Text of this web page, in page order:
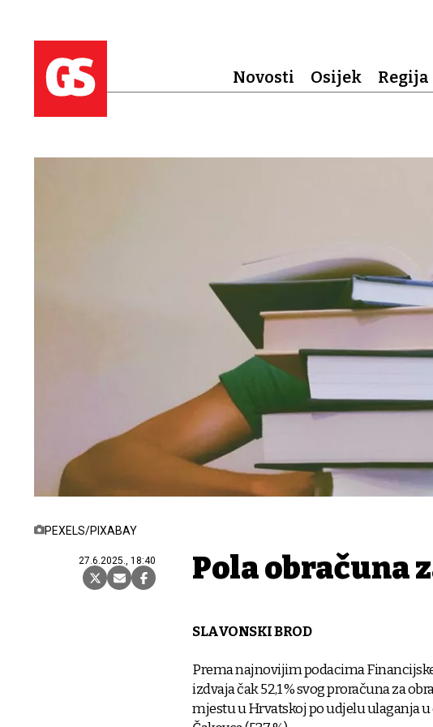
Novosti Osijek Regija
PEXELS/PIXABAY
27.6.2025., 18:40 Pola obračuna
SLAVONSKI BROD
Prema najnovijim podacima
izdvaja čak 52,1 % svog proračuna za
mjestu u Hrvatskoj po udjelu ulaganja u